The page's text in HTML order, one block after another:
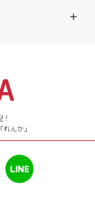
んか」